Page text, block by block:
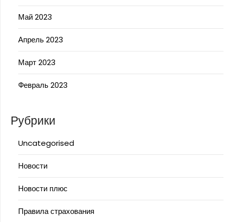
Май 2023
Апрель 2023
Март 2023
Февраль 2023
Рубрики
Uncategorised
Новости
Новости плюс
Правила страхования